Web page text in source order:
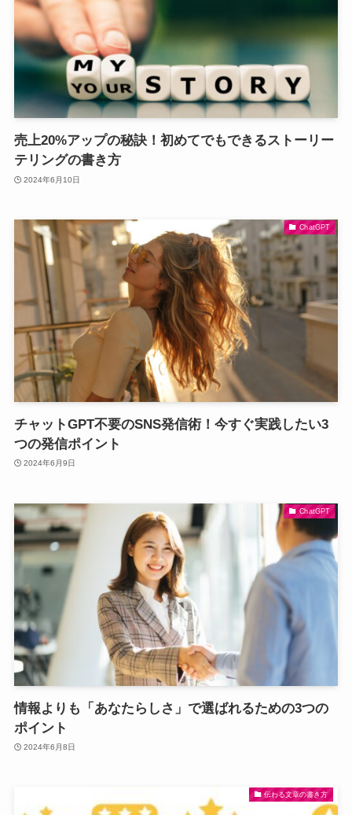
売上20%アップの秘訣！初めてでもできるストーリー
テリングの書き方
2024年6月10日
ChatGPT
チャットGPT不要のSNS発信術！今すぐ実践したい3
つの発信ポイント
2024年6月9日
ChatGPT
情報よりも「あなたらしさ」で選ばれるための3つの
ポイント
2024年6月8日
伝わる文章の書き方